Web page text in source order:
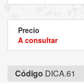
Precio
A consultar
Código DICA.61